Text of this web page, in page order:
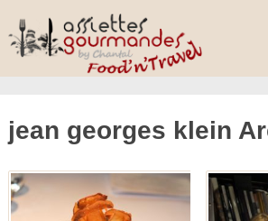
jean georges klein